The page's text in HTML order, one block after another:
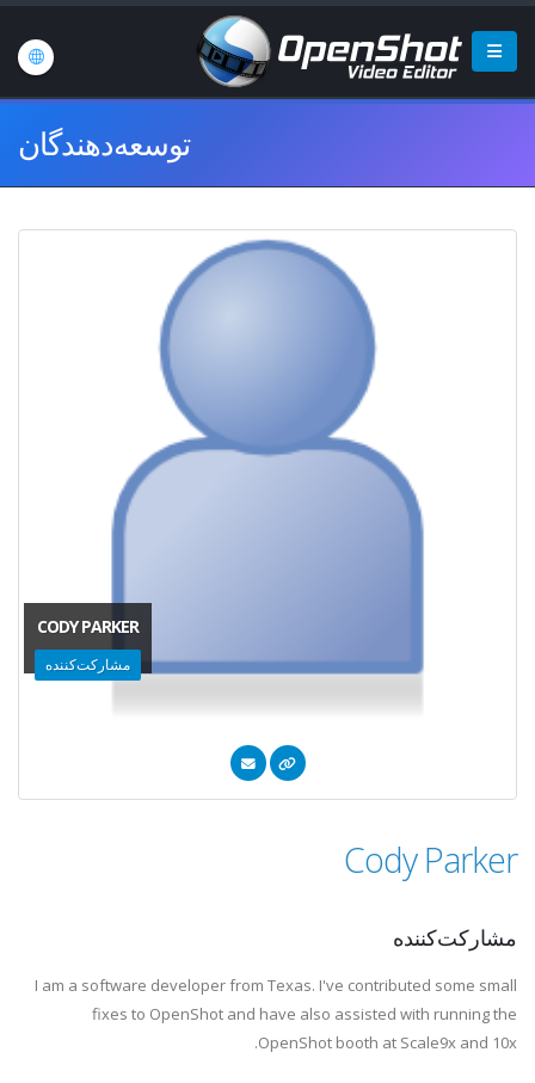
توسعه‌دهندگان
CODY PARKER
مشارکت‌کننده
Cody Parker
مشارکت‌کننده
I am a software developer from Texas. I've contributed some small
fixes to OpenShot and have also assisted with running the
OpenShot booth at Scale9x and 10x.